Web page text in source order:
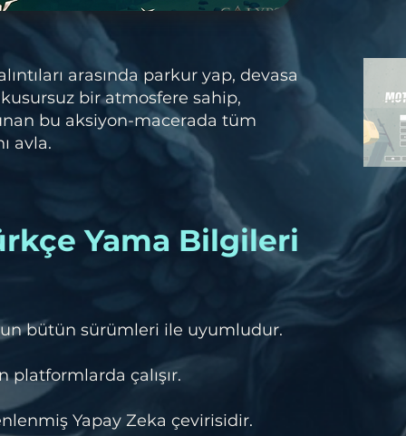
arasında parkur yap, devasa
bir atmosfere sahip,
bu aksiyon-macerada tüm
avla.
Yama Bilgileri
bütün sürümleri ile uyumludur.
platformlarda çalışır.
Yapay Zeka çevirisidir.